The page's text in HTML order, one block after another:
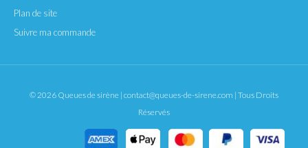
Plan de site
Suivre ma commande
© 2026 Queues de sirène | contact@queues-de-sirene.com | Tous Droits
Réservés